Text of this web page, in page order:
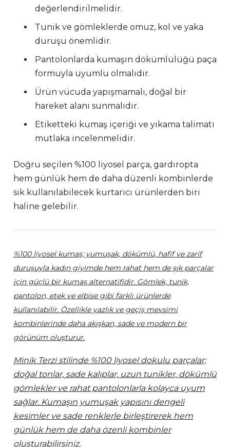
değerlendirilmelidir.
Tunik ve gömleklerde omuz, kol ve yaka
duruşu önemlidir.
Pantolonlarda kumaşın dökümlülüğü paça
formuyla uyumlu olmalıdır.
Ürün vücuda yapışmamalı, doğal bir
hareket alanı sunmalıdır.
Etiketteki kumaş içeriği ve yıkama talimatı
mutlaka incelenmelidir.
Doğru seçilen %100 liyosel parça, gardıropta
hem günlük hem de daha düzenli kombinlerde
sık kullanılabilecek kurtarıcı ürünlerden biri
haline gelebilir.
%100 liyosel kumaş; yumuşak, dökümlü, hafif ve zarif
duruşuyla kadın giyimde hem rahat hem de şık parçalar
için güçlü bir kumaş alternatifidir. Gömlek, tunik,
pantolon, etek ve elbise gibi farklı ürünlerde
kullanılabilir. Özellikle yazlık ve geçiş mevsimi
kombinlerinde daha akışkan, sade ve modern bir
görünüm oluşturur.
Minik Terzi stilinde %100 liyosel dokulu parçalar;
doğal tonlar, sade kalıplar, uzun tunikler, dökümlü
gömlekler ve rahat pantolonlarla kolayca uyum
sağlar. Kumaşın yumuşak yapısını dengeli
kesimler ve sade renklerle birleştirerek hem
günlük hem de daha özenli kombinler
oluşturabilirsiniz.